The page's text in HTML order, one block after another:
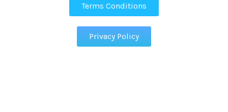
Terms Conditions
Privacy Policy